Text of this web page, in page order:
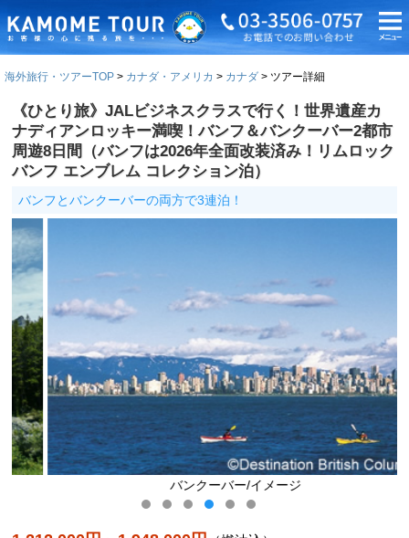
海外旅行・ツアーTOP カナダ・アメリカ カナダ ツアー詳細
《ひとり旅》JALビジネスクラスで行く！世界遺産カ
ナディアンロッキー満喫！バンフ＆バンクーバー2都市
周遊8日間（バンフは2026年全面改装済み！リムロック
バンフ エンブレム コレクション泊）
バンフとバンクーバーの両方で3連泊！
バンクーバー/イメージ